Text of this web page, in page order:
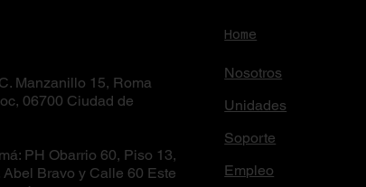
Manzanillo 15, Roma
06700 Ciudad de
PH Obarrio 60, Piso 13,
Abel Bravo y Calle 60 Este
Home
Nosotros
Unidades
Soporte
Empleo